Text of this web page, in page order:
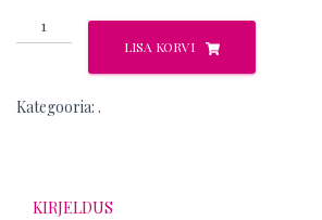
Luna
kogus
LISA KORVI
Kategooria: .
KIRJELDUS